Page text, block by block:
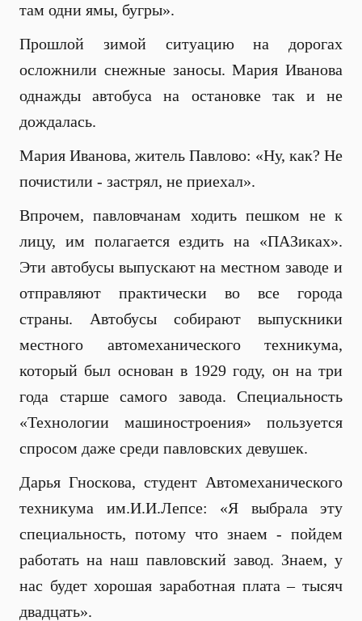
там одни ямы, бугры».
Прошлой зимой ситуацию на дорогах
осложнили снежные заносы. Мария Иванова
однажды автобуса на остановке так и не
дождалась.
Мария Иванова, житель Павлово: «Ну, как? Не
почистили - застрял, не приехал».
Впрочем, павловчанам ходить пешком не к
лицу, им полагается ездить на «ПАЗиках».
Эти автобусы выпускают на местном заводе и
отправляют практически во все города
страны. Автобусы собирают выпускники
местного автомеханического техникума,
который был основан в 1929 году, он на три
года старше самого завода. Специальность
«Технологии машиностроения» пользуется
спросом даже среди павловских девушек.
Дарья Гноскова, студент Автомеханического
техникума им.И.И.Лепсе: «Я выбрала эту
специальность, потому что знаем - пойдем
работать на наш павловский завод. Знаем, у
нас будет хорошая заработная плата – тысяч
двадцать».